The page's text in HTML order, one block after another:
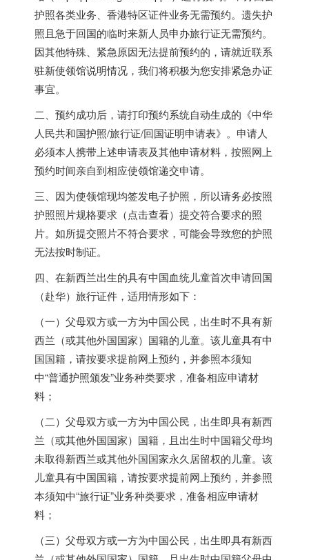
护照各类业务、香港特区证件业务无需预约。遗失护
照且急于回国的临时来新人员申办旅行证无需预约。
因其他特殊、紧急原因无法提前预约的，请就近联系
驻新使领馆说明情况，我们将积极为您安排紧急办证
事宜。
二、预约成功后，请打印预约系统自动生成的《中华
人民共和国护照/旅行证/回国证明申请表》。申请人
必须本人携带上述申请表及其他申请材料，按照网上
预约时间亲自到相应使领馆递交申请。
三、因为使领馆现均签发电子护照，所以请务必按照
护照照片规格要求（点击查看）提交符合要求的照
片。如所提交照片不符合要求，可能会导致您的护照
无法按时制证。
四、在新西兰出生的具有中国血统儿童首次申请回国
（赴华）旅行证件，适用情形如下：
（一）父母双方或一方为中国公民，出生时不具有新
西兰（或其他外国国家）国籍的儿童。该儿童具有中
国国籍，请按要求提前网上预约，并参照本须知
中“普通护照颁发”业务种类要求，准备相应申请材
料；
（二）父母双方或一方为中国公民，出生即具有新西
兰（或其他外国国家）国籍，且出生时中国籍父母均
未取得新西兰或其他外国国家永久居留权的儿童。该
儿童具有中国国籍，请按要求提前网上预约，并参照
本须知中“旅行证”业务种类要求，准备相应申请材
料；
（三）父母双方或一方为中国公民，出生即具有新西